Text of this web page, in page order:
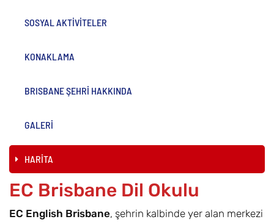
SOSYAL AKTİVİTELER
KONAKLAMA
BRISBANE ŞEHRİ HAKKINDA
GALERİ
HARİTA
EC Brisbane Dil Okulu
EC English Brisbane, şehrin kalbinde yer alan merkezi